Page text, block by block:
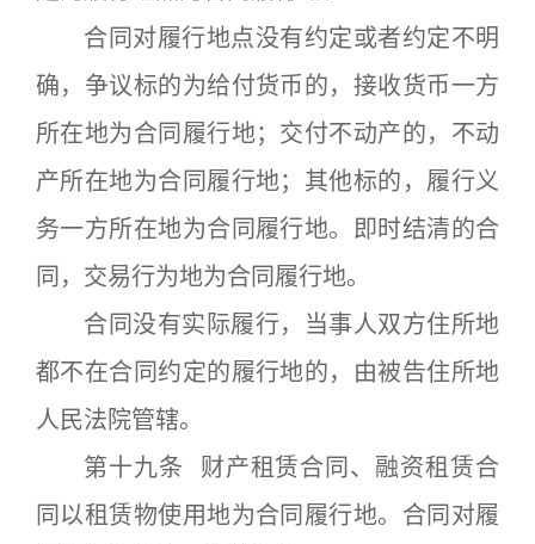
合同对履行地点没有约定或者约定不明
确，争议标的为给付货币的，接收货币一方
所在地为合同履行地；交付不动产的，不动
产所在地为合同履行地；其他标的，履行义
务一方所在地为合同履行地。即时结清的合
同，交易行为地为合同履行地。
合同没有实际履行，当事人双方住所地
都不在合同约定的履行地的，由被告住所地
人民法院管辖。
第十九条 财产租赁合同、融资租赁合
同以租赁物使用地为合同履行地。合同对履